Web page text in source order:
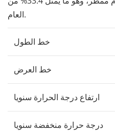
العام.
خط الطول
خط العرض
ارتفاع درجة الحرارة سنويا
درجة حرارة منخفضة سنويا